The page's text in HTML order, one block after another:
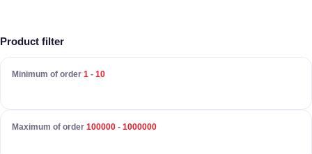
Product filter
Minimum of order 1 - 10
Maximum of order 100000 - 1000000